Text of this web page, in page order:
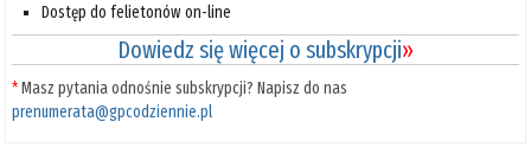
Dostęp do felietonów on-line
Dowiedz się więcej o subskrypcji»
*Masz pytania odnośnie subskrypcji? Napisz do nas
prenumerata@gpcodziennie.pl